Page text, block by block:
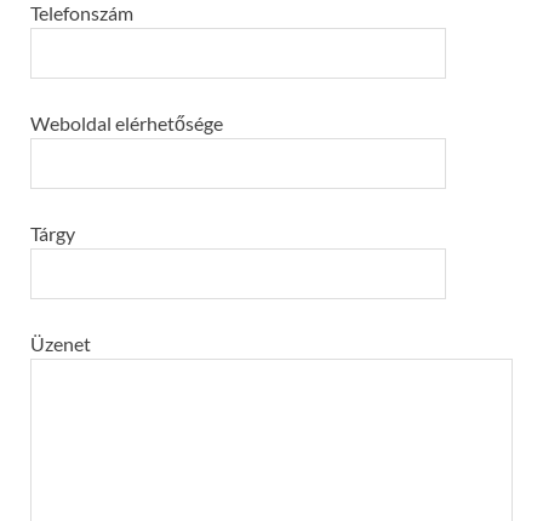
Telefonszám
Weboldal elérhetősége
Tárgy
Üzenet